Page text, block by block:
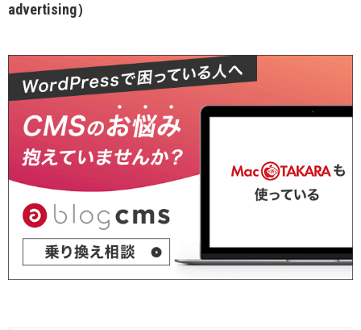
advertising）